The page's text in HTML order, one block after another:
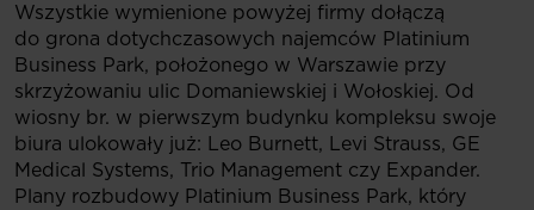
Wszystkie wymienione powyżej firmy dołączą
do grona dotychczasowych najemców Platinium
Business Park, położonego w Warszawie przy
skrzyżowaniu ulic Domaniewskiej i Wołoskiej. Od
wiosny br. w pierwszym budynku kompleksu swoje
biura ulokowały już: Leo Burnett, Levi Strauss, GE
Medical Systems, Trio Management czy Expander.
Plany rozbudowy Platinium Business Park, który